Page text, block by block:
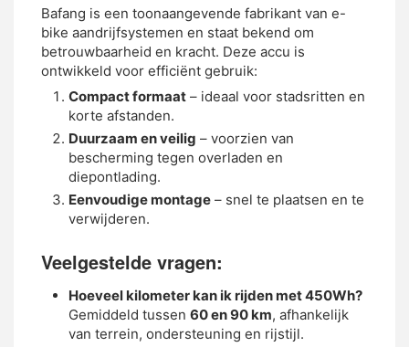
Bafang is een toonaangevende fabrikant van e-
bike aandrijfsystemen en staat bekend om
betrouwbaarheid en kracht. Deze accu is
ontwikkeld voor efficiënt gebruik:
Compact formaat – ideaal voor stadsritten en
korte afstanden.
Duurzaam en veilig – voorzien van
bescherming tegen overladen en
diepontlading.
Eenvoudige montage – snel te plaatsen en te
verwijderen.
Veelgestelde vragen:
Hoeveel kilometer kan ik rijden met 450Wh?
Gemiddeld tussen 60 en 90 km, afhankelijk
van terrein, ondersteuning en rijstijl.